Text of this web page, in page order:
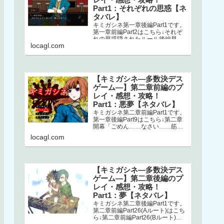
Part1：それぞれの思惑【ネ
タバレ】
キミガシネ第一章後編Part1です。
第一章前編Part2はこちら↓それぞ
れの思惑隠されたルール後編早々
locagl.com
【キミガシネ―多数決デス
ゲーム―】第二章前編のプ
レイ・感想・攻略！
Part1：悪夢【ネタバレ】
キミガシネ第二章前編Part1です。
第一章後編Part9はこちら↓第二章
開幕「ごめん……なさい……筋肉
ら…
locagl.com
【キミガシネ―多数決デス
ゲーム―】第二章後編のプ
レイ・感想・攻略！
Part1：夢【ネタバレ】
キミガシネ第二章後編Part1です。
第二章前編Part26(Aルート)はこち
ら↓第二章前編Part26(Bルート)は